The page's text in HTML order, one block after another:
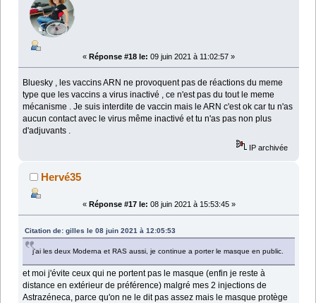
« Réponse #18 le: 09 juin 2021 à 11:02:57 »
Bluesky , les vaccins ARN ne provoquent pas de réactions du meme
type que les vaccins a virus inactivé , ce n'est pas du tout le meme
mécanisme . Je suis interdite de vaccin mais le ARN c'est ok car tu n'as
aucun contact avec le virus même inactivé et tu n'as pas non plus
d'adjuvants .
IP archivée
Hervé35
« Réponse #17 le: 08 juin 2021 à 15:53:45 »
Citation de: gilles le 08 juin 2021 à 12:05:53
j'ai les deux Moderna et RAS aussi, je continue a porter le masque en public.
et moi j'évite ceux qui ne portent pas le masque (enfin je reste à
distance en extérieur de préférence) malgré mes 2 injections de
Astrazéneca, parce qu'on ne le dit pas assez mais le masque protège